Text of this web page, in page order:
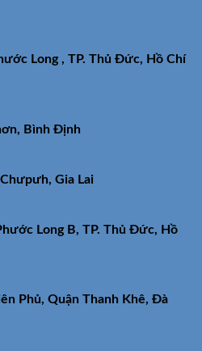
Long , TP. Thủ Đức, Hồ Chí
Bình Định
Gia Lai
Long B, TP. Thủ Đức, Hồ
Phủ, Quận Thanh Khê, Đà